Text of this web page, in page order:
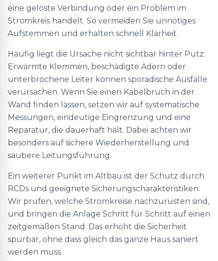
eine gelöste Verbindung oder ein Problem im
Stromkreis handelt. So vermeiden Sie unnötiges
Aufstemmen und erhalten schnell Klarheit.
Häufig liegt die Ursache nicht sichtbar hinter Putz:
Erwärmte Klemmen, beschädigte Adern oder
unterbrochene Leiter können sporadische Ausfälle
verursachen. Wenn Sie einen Kabelbruch in der
Wand finden lassen, setzen wir auf systematische
Messungen, eindeutige Eingrenzung und eine
Reparatur, die dauerhaft hält. Dabei achten wir
besonders auf sichere Wiederherstellung und
saubere Leitungsführung.
Ein weiterer Punkt im Altbau ist der Schutz durch
RCDs und geeignete Sicherungscharakteristiken.
Wir prüfen, welche Stromkreise nachzurüsten sind,
und bringen die Anlage Schritt für Schritt auf einen
zeitgemäßen Stand. Das erhöht die Sicherheit
spürbar, ohne dass gleich das ganze Haus saniert
werden muss.